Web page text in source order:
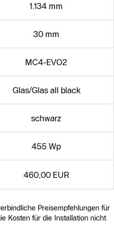
1.134 mm
30 mm
MC4-EVO2
Glas/Glas all black
schwarz
455 Wp
460,00 EUR
Preisempfehlungen für
Kosten für die Installation nicht